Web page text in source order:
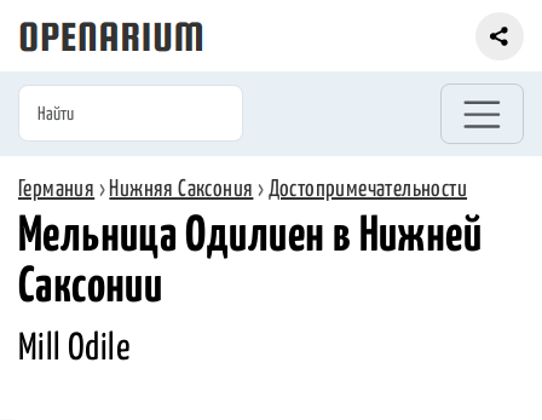
Германия › Нижняя Саксония › Достопримечательности
Мельница Одилиен в Нижней
Саксонии
Mill Odile